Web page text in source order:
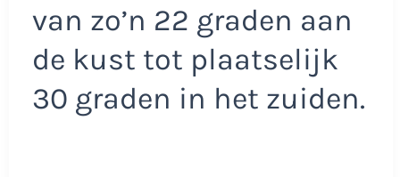
van zo’n 22 graden aan
de kust tot plaatselijk
30 graden in het zuiden.